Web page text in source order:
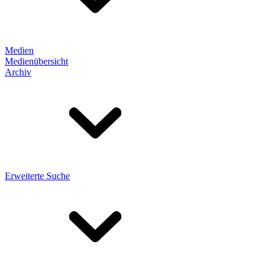
Medien
Medienübersicht
Archiv
Erweiterte Suche